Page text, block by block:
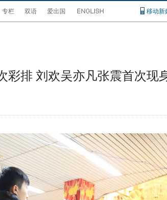
专栏 双语 爱出国 移动新
彩排 刘欢吴亦凡张震首次现